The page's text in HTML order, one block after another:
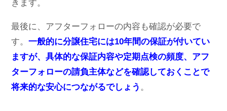
きます。
最後に、アフターフォローの内容も確認が必要で
す。 一般的に分譲住宅には10年間の保証が付いてい
ますが、具体的な保証内容や定期点検の頻度、アフ
ターフォローの請負主体などを確認しておくことで
将来的な安心につながるでしょう 。